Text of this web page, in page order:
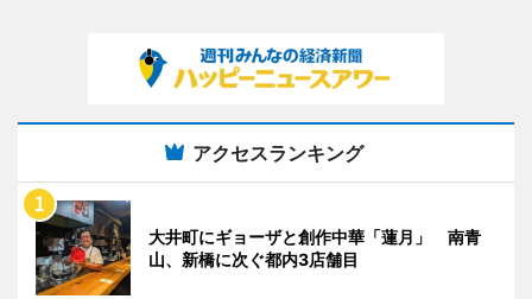
アクセスランキング
大井町にギョーザと創作中華「蓮月」 南青
山、新橋に次ぐ都内3店舗目